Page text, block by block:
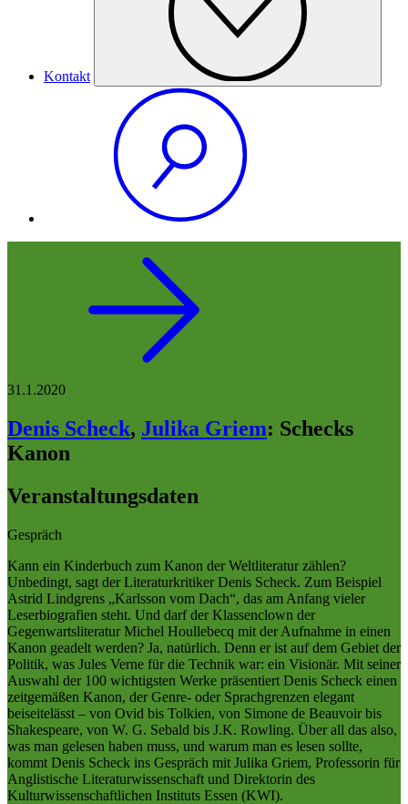
Kontakt
31.1.2020
Denis Scheck, Julika Griem: Schecks
Kanon
Veranstaltungsdaten
Gespräch
Kann ein Kinderbuch zum Kanon der Weltliteratur zählen?
Unbedingt, sagt der Literaturkritiker Denis Scheck. Zum Beispiel
Astrid Lindgrens „Karlsson vom Dach“, das am Anfang vieler
Leserbiografien steht. Und darf der Klassenclown der
Gegenwartsliteratur Michel Houllebecq mit der Aufnahme in einen
Kanon geadelt werden? Ja, natürlich. Denn er ist auf dem Gebiet der
Politik, was Jules Verne für die Technik war: ein Visionär. Mit seiner
Auswahl der 100 wichtigsten Werke präsentiert Denis Scheck einen
zeitgemäßen Kanon, der Genre- oder Sprachgrenzen elegant
beiseitelässt – von Ovid bis Tolkien, von Simone de Beauvoir bis
Shakespeare, von W. G. Sebald bis J.K. Rowling. Über all das also,
was man gelesen haben muss, und warum man es lesen sollte,
kommt Denis Scheck ins Gespräch mit Julika Griem, Professorin für
Anglistische Literaturwissenschaft und Direktorin des
Kulturwissenschaftlichen Instituts Essen (KWI).